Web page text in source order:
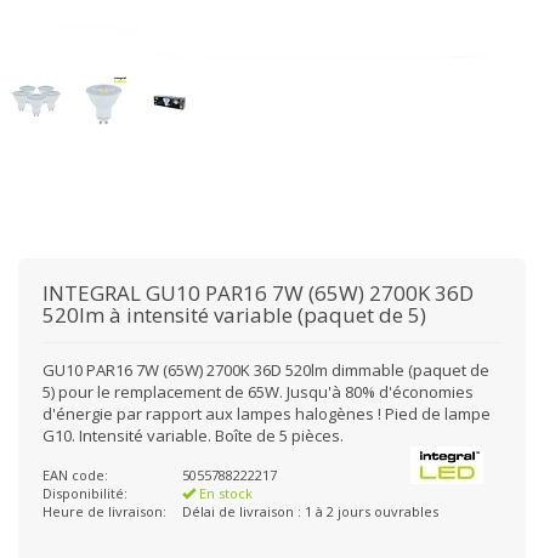
INTEGRALGU10 PAR16 7W (65W) 2700K 36D
520lm à intensité variable (paquet de 5)
GU10 PAR16 7W (65W) 2700K 36D 520lm dimmable (paquet de
5) pour le remplacement de 65W. Jusqu'à 80% d'économies
d'énergie par rapport aux lampes halogènes ! Pied de lampe
G10. Intensité variable. Boîte de 5 pièces.
EAN code:
5055788222217
Disponibilité:
En stock
Heure de livraison:
Délai de livraison : 1 à 2 jours ouvrables